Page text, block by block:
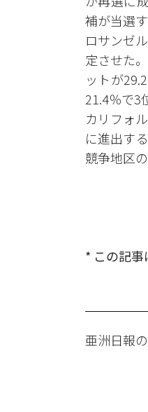
補が当選
ロサンゼ
定させた
ットが
21.4％で3
カリフォ
に進出す
競争地区
* この記事
亜洲日報